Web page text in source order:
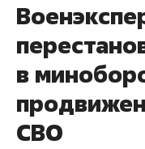
в
СВО